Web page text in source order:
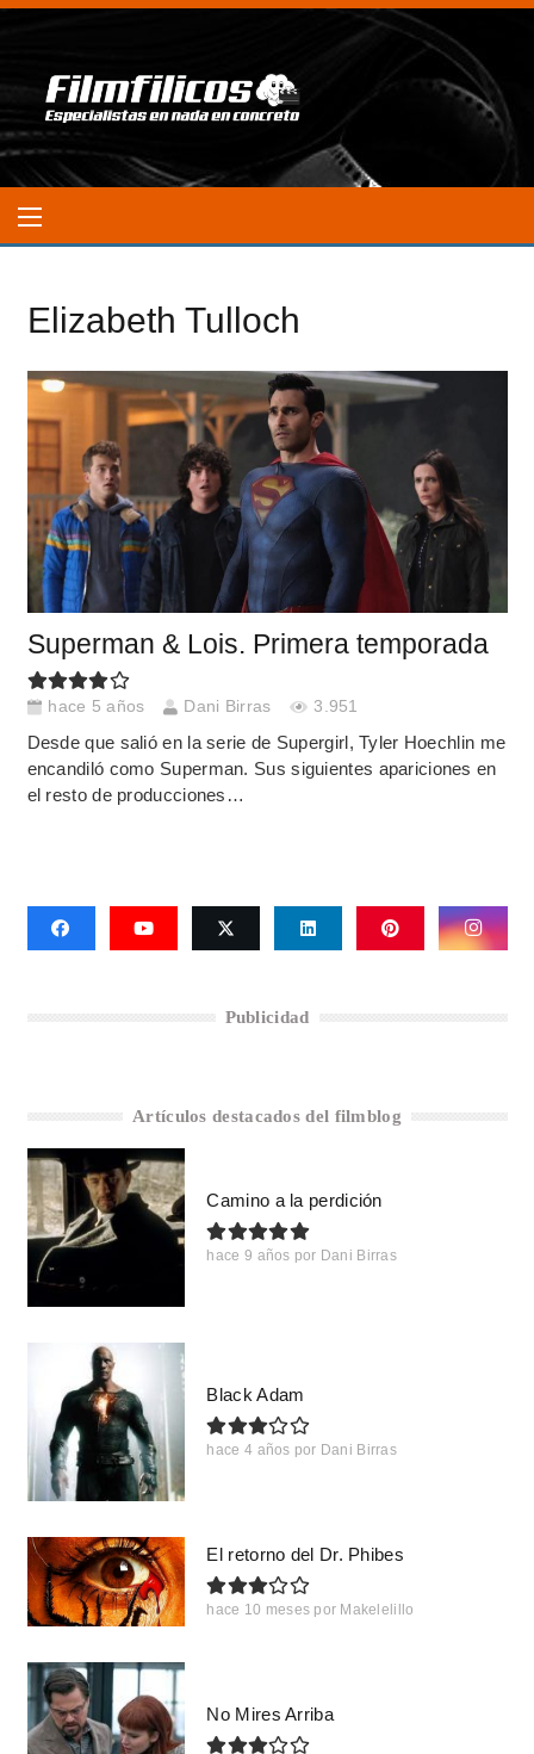
Elizabeth Tulloch
Superman & Lois. Primera temporada
hace 5 años Dani Birras 3.951
Desde que salió en la serie de Supergirl, Tyler Hoechlin me
encandiló como Superman. Sus siguientes apariciones en
el resto de producciones…
Publicidad
Artículos destacados del filmblog
Camino a la perdición
hace 9 años por Dani Birras
Black Adam
hace 4 años por Dani Birras
El retorno del Dr. Phibes
hace 10 meses por Makelelillo
No Mires Arriba